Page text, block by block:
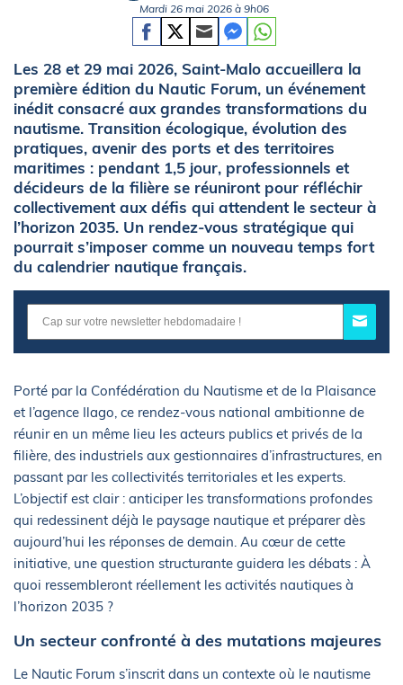
Mardi 26 mai 2026 à 9h06
Les 28 et 29 mai 2026, Saint-Malo accueillera la
première édition du Nautic Forum, un événement
inédit consacré aux grandes transformations du
nautisme. Transition écologique, évolution des
pratiques, avenir des ports et des territoires
maritimes : pendant 1,5 jour, professionnels et
décideurs de la filière se réuniront pour réfléchir
collectivement aux défis qui attendent le secteur à
l’horizon 2035. Un rendez-vous stratégique qui
pourrait s’imposer comme un nouveau temps fort
du calendrier nautique français.
Porté par la Confédération du Nautisme et de la Plaisance
et l’agence Ilago, ce rendez-vous national ambitionne de
réunir en un même lieu les acteurs publics et privés de la
filière, des industriels aux gestionnaires d’infrastructures, en
passant par les collectivités territoriales et les experts.
L’objectif est clair : anticiper les transformations profondes
qui redessinent déjà le paysage nautique et préparer dès
aujourd’hui les réponses de demain. Au cœur de cette
initiative, une question structurante guidera les débats : À
quoi ressembleront réellement les activités nautiques à
l’horizon 2035 ?
Un secteur confronté à des mutations majeures
Le Nautic Forum s’inscrit dans un contexte où le nautisme